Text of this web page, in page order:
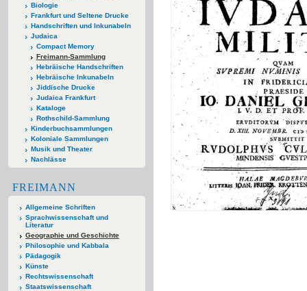
Biologie
Frankfurt und Seltene Drucke
Handschriften und Inkunabeln
Judaica
Compact Memory
Freimann-Sammlung
Hebräische Handschriften
Hebräische Inkunabeln
Jiddische Drucke
Judaica Frankfurt
Kataloge
Rothschild-Sammlung
Kinderbuchsammlungen
Koloniale Sammlungen
Musik und Theater
Nachlässe
FREIMANN
Allgemeine Schriften
Sprachwissenschaft und
Literatur
Geographie und Geschichte
Philosophie und Kabbala
Pädagogik
Künste
Rechtswissenschaft
Staatswissenschaft